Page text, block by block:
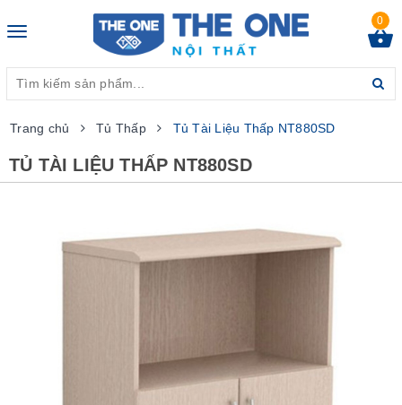
Toggle
0
Trang chủ Tủ Thấp Tủ Tài Liệu Thấp NT880SD
TỦ TÀI LIỆU THẤP NT880SD